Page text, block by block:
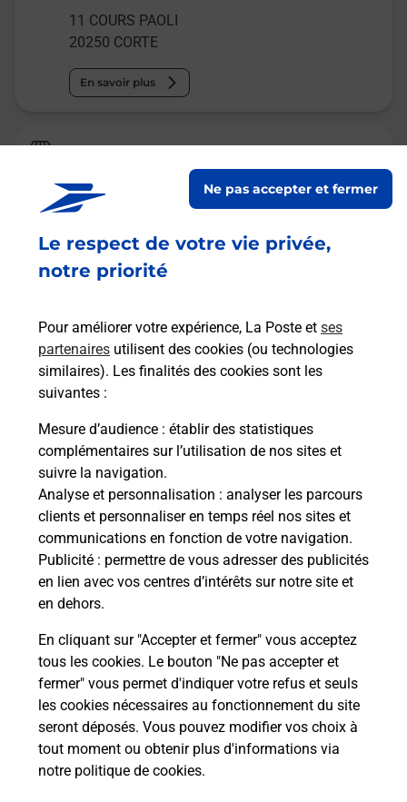
Le respect de votre vie privée,
notre priorité
Pour améliorer votre expérience, La Poste et ses
partenaires utilisent des cookies (ou technologies
similaires). Les finalités des cookies sont les
suivantes :
Mesure d’audience : établir des statistiques
complémentaires sur l’utilisation de nos sites et
suivre la navigation.
Analyse et personnalisation : analyser les parcours
clients et personnaliser en temps réel nos sites et
communications en fonction de votre navigation.
Publicité : permettre de vous adresser des publicités
en lien avec vos centres d’intérêts sur notre site et
en dehors.
En cliquant sur "Accepter et fermer" vous acceptez
tous les cookies. Le bouton "Ne pas accepter et
fermer" vous permet d'indiquer votre refus et seuls
les cookies nécessaires au fonctionnement du site
seront déposés. Vous pouvez modifier vos choix à
tout moment ou obtenir plus d'informations via
notre politique de cookies.
Ne pas accepter et fermer
11 COURS PAOLI
20250 CORTE
En savoir plus
Relais Pickup
CORSE PRESSING CORTE
13 COURS PAOLI
20250 CORTE
Malin !
La Poste
en ligne
Ouvert 24h/24
En savoir plus
CORTE
PEPINIERES DU CENTRE